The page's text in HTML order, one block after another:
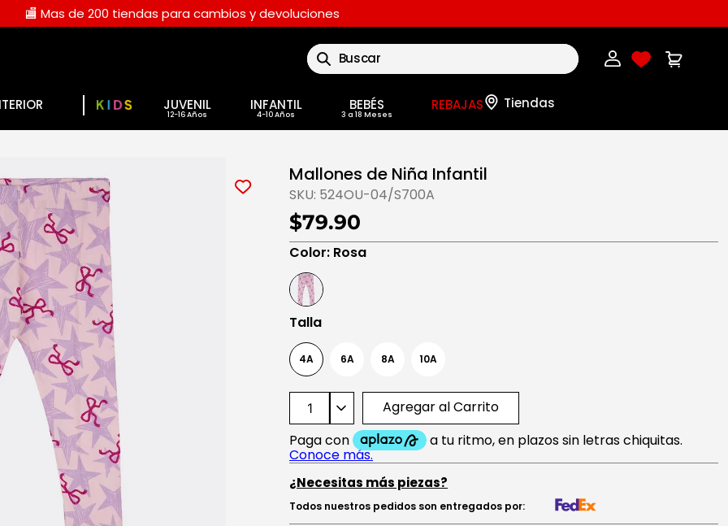
🏬 Mas de 200 tiendas para cambios y devoluciones
Buscar
JUVENIL INFANTIL BEBÉS REBAJAS
Mallones de Niña Infantil
SKU: 524OU-04/S700A
$79.90
Color: Rosa
Talla
4A 6A 8A 10A
Agregar al Carrito
¿Necesitas más piezas?
Todos nuestros pedidos son entregados por: